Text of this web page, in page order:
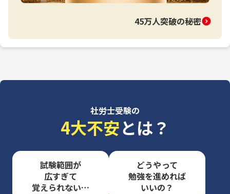
45万人突破の秘密
社労士受験の
4大不安とは？
試験範囲が
広すぎて
覚えられない…
どうやって
勉強を進めれば
いいの？